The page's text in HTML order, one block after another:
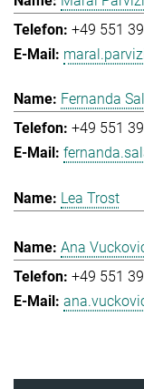
+49 551
Fernanda
+49 551
Lea Trost
Ana
+49 551